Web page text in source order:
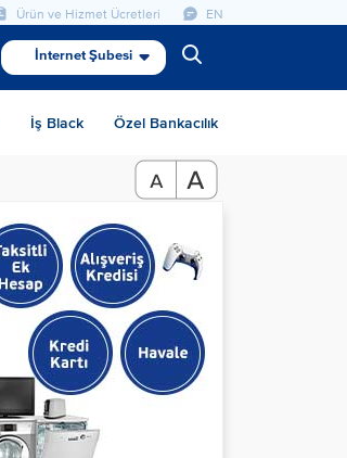
Ürün ve Hizmet Ücretleri EN
İnternet Şubesi
İş Black Özel Bankacılık